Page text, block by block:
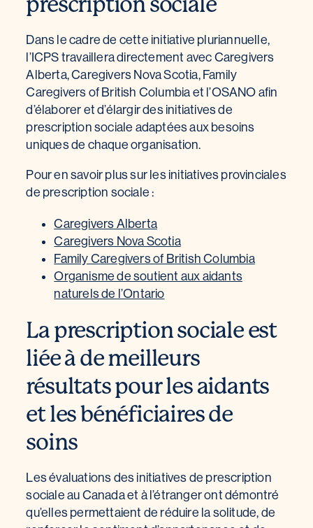
Dans le cadre de cette initiative pluriannuelle,
l’ICPS travaillera directement avec Caregivers
Alberta, Caregivers Nova Scotia, Family
Caregivers of British Columbia et l’OSANO afin
d’élaborer et d’élargir des initiatives de
prescription sociale adaptées aux besoins
uniques de chaque organisation.
Pour en savoir plus sur les initiatives provinciales
de prescription sociale :
Caregivers Alberta
Caregivers Nova Scotia
Family Caregivers of British Columbia
Organisme de soutient aux aidants
naturels de l’Ontario
La prescription sociale est
liée à de meilleurs
résultats pour les aidants
et les bénéficiaires de
soins
Les évaluations des initiatives de prescription
sociale au Canada et à l’étranger ont démontré
qu’elles permettaient de réduire la solitude, de